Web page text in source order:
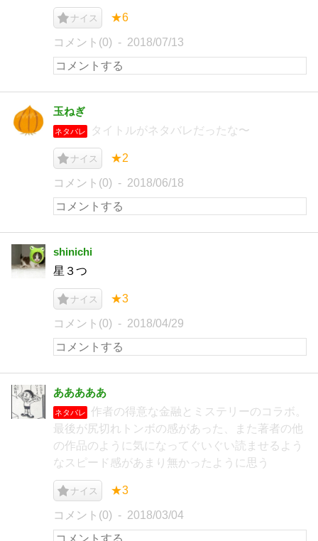
ナイス ★6
コメント(0) 2018/07/13
玉ねぎ
ネタバレ タイトルがネタバレだったな〜
ナイス ★2
コメント(0) 2018/06/18
shinichi
星３つ
ナイス ★3
コメント(0) 2018/04/29
あああああ
ネタバレ
作者の得意な金融とミステリーのコラボ。
最後が尻切れトンボの感があった、また著者の他
の作品のように気になってぐいぐい読ませるよう
なスピード感があまり無かったように思う
ナイス ★3
コメント(0) 2018/03/04